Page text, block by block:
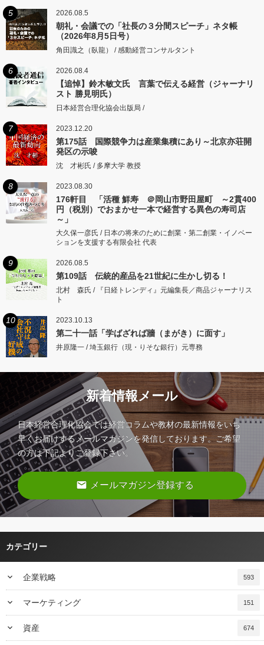
5 2026.08.5
朝礼・会議での「社長の３分間スピーチ」ネタ帳
（2026年8月5日号）
角田識之（臥龍） / 感動経営コンサルタント
6 2026.08.4
【追悼】鈴木敏文氏 言葉で伝える経営（ジャーナリ
スト 勝見明氏）
日本経営合理化協会出版局 /
7 2023.12.20
第175話 国際競争力は産業集積にあり～北京亦荘開
発区の示唆
沈 才彬氏 / 多摩大学 教授
8 2023.08.30
176軒目 「活種 鮮寿 ＠岡山市野田屋町 ～2貫400
円（税別）でおまかせ一本で経営する異色の寿司店
～」
大久保一彦氏 / 日本の将来のために創業・第二創業・イノベー
ションを支援する有限会社 代表
9 2026.08.5
第109話 伝統的産品を21世紀に生かし切る！
北村 森氏 / 『日経トレンディ』元編集長／商品ジャーナリス
ト
10 2023.10.13
第二十一話「学ばざれば牆（まがき）に面す」
井原隆一 / 埼玉銀行（現・りそな銀行）元専務
新着情報メール
日本経営合理化協会では経営コラムや教材の最新情報をいち
早くお届けするメールマガジンを発信しております。ご希望
の方は下記よりご登録下さい。
email メールマガジン登録する
カテゴリー
keyboard_arrow_down 企業戦略 593
keyboard_arrow_down マーケティング 151
keyboard_arrow_down 資産 674